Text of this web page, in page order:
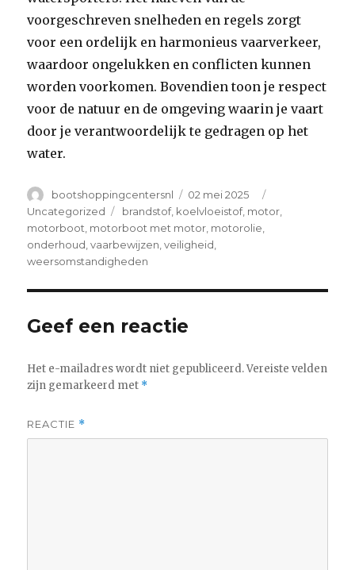
voorgeschreven snelheden en regels zorgt
voor een ordelijk en harmonieus vaarverkeer,
waardoor ongelukken en conflicten kunnen
worden voorkomen. Bovendien toon je respect
voor de natuur en de omgeving waarin je vaart
door je verantwoordelijk te gedragen op het
water.
Author
bootshoppingcentersnl
Posted
on
02 mei 2025
Uncategorized
Tags
brandstof, koelvloeistof, motor
motorboot motorboot met motor motorolie
onderhoud ,vaarbewijzen ,veiligheid
weersomstandigheden
Geef een reactie
Het e-mailadres wordt niet gepubliceerd. Vereiste velden
zijn gemarkeerd met *
REACTIE *